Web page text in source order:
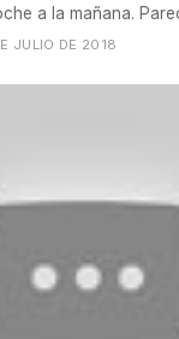
a la mañana.
JULIO DE 2018